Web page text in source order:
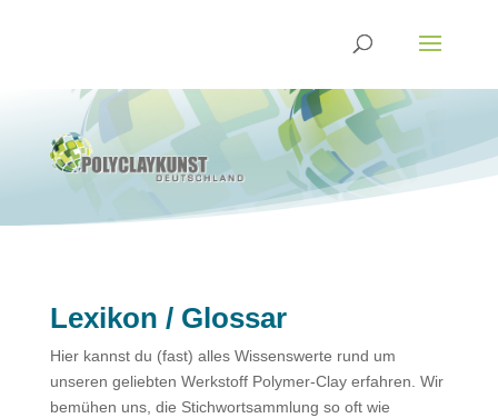
Lexikon / Glossar
Hier kannst du (fast) alles Wissenswerte rund um
unseren geliebten Werkstoff Polymer-Clay erfahren. Wir
bemühen uns, die Stichwortsammlung so oft wie